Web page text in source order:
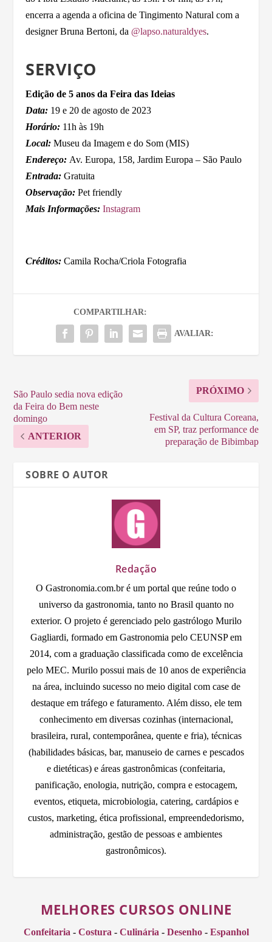
encerra a agenda a oficina de Tingimento Natural com a
designer Bruna Bertoni, da @lapso.naturaldyes.
SERVIÇO
Edição de 5 anos da Feira das Ideias
Data: 19 e 20 de agosto de 2023
Horário: 11h às 19h
Local:Museu da Imagem e do Som (MIS)
Endereço: Av. Europa, 158, Jardim Europa – São Paulo
Entrada: Gratuita
Observação: Pet friendly
Mais Informações:Instagram
Créditos: Camila Rocha/Criola Fotografia
COMPARTILHAR:
AVALIAR:
São Paulo sedia nova edição
da Feira do Bem neste
domingo
ANTERIOR
PRÓXIMO
Festival da Cultura Coreana,
em SP, traz performance de
preparação de Bibimbap
SOBRE O AUTOR
Redação
O Gastronomia.com.br é um portal que reúne todo o
universo da gastronomia, tanto no Brasil quanto no
exterior. O projeto é gerenciado pelo gastrólogo Murilo
Gagliardi, formado em Gastronomia pelo CEUNSP em
2014, com a graduação classificada como de excelência
pelo MEC. Murilo possui mais de 10 anos de experiência
na área, incluindo sucesso no meio digital com case de
destaque em tráfego e faturamento. Além disso, ele tem
conhecimento em diversas cozinhas (internacional,
brasileira, rural, contemporânea, quente e fria), técnicas
(habilidades básicas, bar, manuseio de carnes e pescados
e dietéticas) e áreas gastronômicas (confeitaria,
panificação, enologia, nutrição, compra e estocagem,
eventos, etiqueta, microbiologia, catering, cardápios e
custos, marketing, ética profissional, empreendedorismo,
administração, gestão de pessoas e ambientes
gastronômicos).
MELHORES CURSOS ONLINE
Confeitaria - Costura - Culinária - Desenho- Espanhol